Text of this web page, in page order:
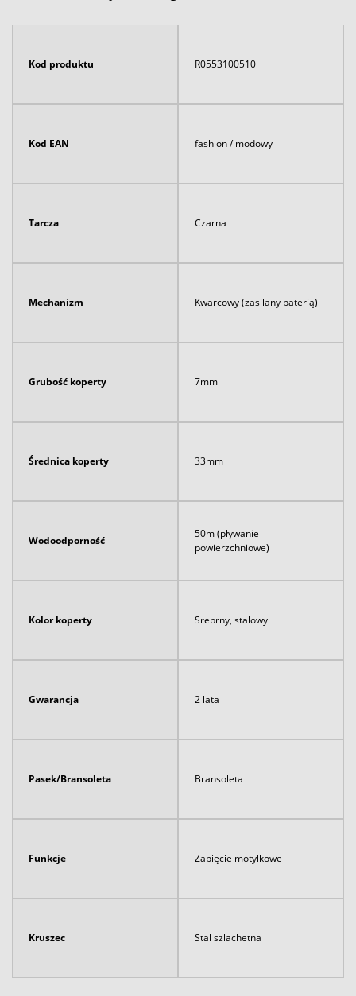
Kod produktu R0553100510
Kod EAN fashion / modowy
Tarcza Czarna
Mechanizm Kwarcowy (zasilany baterią)
Grubość koperty 7mm
Średnica koperty 33mm
Wodoodporność
50m (pływanie
powierzchniowe)
Kolor koperty Srebrny, stalowy
Gwarancja 2 lata
Pasek/Bransoleta Bransoleta
Funkcje Zapięcie motylkowe
Kruszec Stal szlachetna